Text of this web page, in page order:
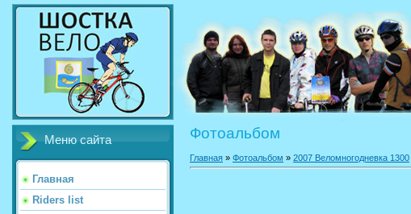
Меню сайта
Главная
Riders list
Фотоальбом
Главная » Фотоальбом » 2007 Веломногодневка 1300